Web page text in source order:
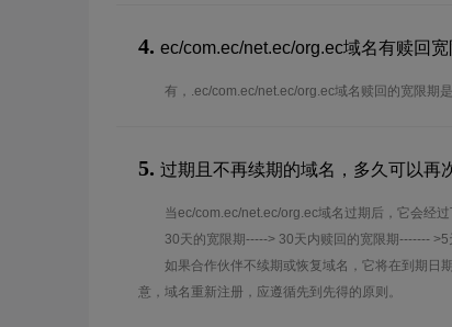
4. ec/com.ec/net.ec/org.ec域名有赎回宽
有，.ec/com.ec/net.ec/org.ec域名赎回的宽限期是
5. 过期且不再续期的域名，多久可以再
当ec/com.ec/net.ec/org.ec域名过期后，它会经过
30天的宽限期-----> 30天内赎回的宽限期------- >5
如果合作伙伴不续期或恢复域名，它将在到期日
意，域名重新注册，应遵循先到先得的原则。